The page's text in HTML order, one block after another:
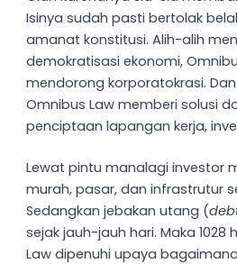
Isinya sudah pasti bertolak
amanat konstitusi. Alih-alih
demokratisasi ekonomi,
mendorong korporatokrasi.
Omnibus Law memberi solusi
penciptaan lapangan kerja,
Lewat pintu manalagi investor
murah, pasar, dan infrastrutur
Sedangkan jebakan utang (
sejak jauh-jauh hari. Maka 1028
Law dipenuhi upaya